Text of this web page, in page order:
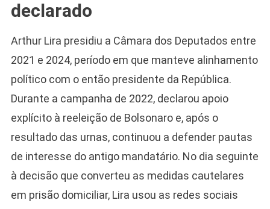
declarado
Arthur Lira presidiu a Câmara dos Deputados entre
2021 e 2024, período em que manteve alinhamento
político com o então presidente da República.
Durante a campanha de 2022, declarou apoio
explícito à reeleição de Bolsonaro e, após o
resultado das urnas, continuou a defender pautas
de interesse do antigo mandatário. No dia seguinte
à decisão que converteu as medidas cautelares
em prisão domiciliar, Lira usou as redes sociais